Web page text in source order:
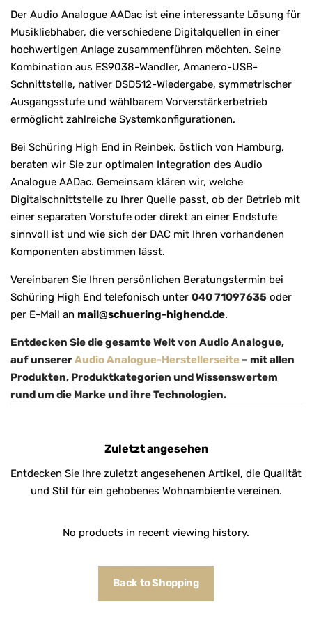
Der Audio Analogue AADac ist eine interessante Lösung für
Musikliebhaber, die verschiedene Digitalquellen in einer
hochwertigen Anlage zusammenführen möchten. Seine
Kombination aus ES9038-Wandler, Amanero-USB-
Schnittstelle, nativer DSD512-Wiedergabe, symmetrischer
Ausgangsstufe und wählbarem Vorverstärkerbetrieb
ermöglicht zahlreiche Systemkonfigurationen.
Bei Schüring High End in Reinbek, östlich von Hamburg,
beraten wir Sie zur optimalen Integration des Audio
Analogue AADac. Gemeinsam klären wir, welche
Digitalschnittstelle zu Ihrer Quelle passt, ob der Betrieb mit
einer separaten Vorstufe oder direkt an einer Endstufe
sinnvoll ist und wie sich der DAC mit Ihren vorhandenen
Komponenten abstimmen lässt.
Vereinbaren Sie Ihren persönlichen Beratungstermin bei
Schüring High End telefonisch unter 040 71097635 oder
per E-Mail an mail@schuering-highend.de.
Entdecken Sie die gesamte Welt von Audio Analogue,
auf unsererAudio Analogue-Herstellerseite– mit allen
Produkten, Produktkategorien und Wissenswertem
rund um die Marke und ihre Technologien.
Zuletzt angesehen
Entdecken Sie Ihre zuletzt angesehenen Artikel, die Qualität
und Stil für ein gehobenes Wohnambiente vereinen.
No products in recent viewing history.
Back to Shopping